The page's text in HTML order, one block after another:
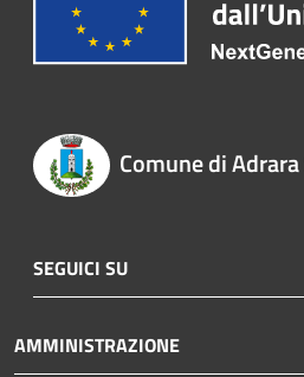
Comune di
SEGUICI SU
AMMINISTRAZIONE